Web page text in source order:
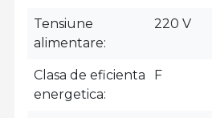
Tensiune
alimentare
220 V
Clasa de eficienta
energetica
F